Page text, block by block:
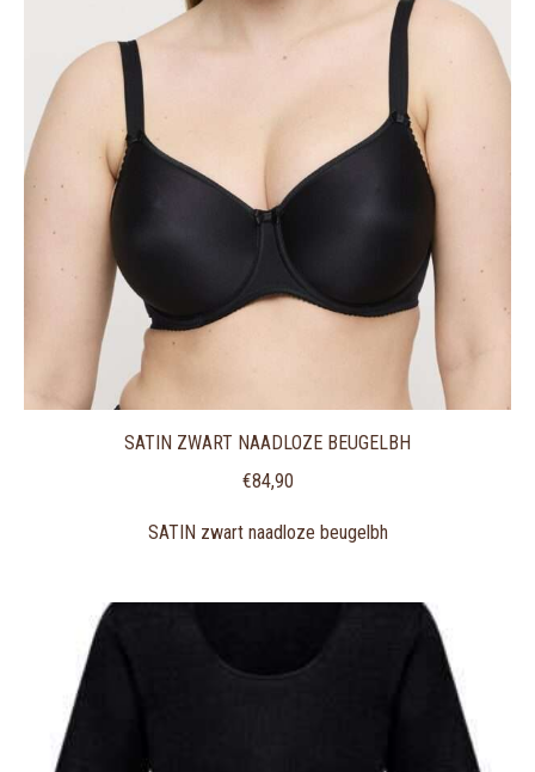
SATIN ZWART NAADLOZE BEUGELBH
€84,90
SATIN zwart naadloze beugelbh